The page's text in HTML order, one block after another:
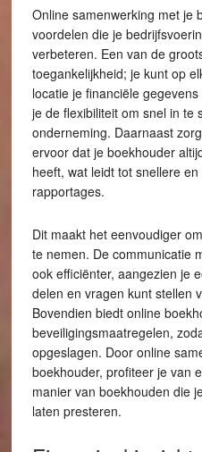
Online samenwerking met je
voordelen die je
verbeteren. Een van de
toegankelijkheid; je kunt op
locatie je financiële
je de flexibiliteit om snel in te
onderneming. Daarnaast
ervoor dat je boekhouder
heeft, wat leidt tot snellere
rapportages.
Dit maakt het eenvoudiger
te nemen. De communicatie
ook efficiënter, aangezien je
delen en vragen kunt stellen
Bovendien biedt online
beveiligingsmaatregelen,
opgeslagen. Door online
boekhouder, profiteer je van
manier van boekhouden die
laten presteren.